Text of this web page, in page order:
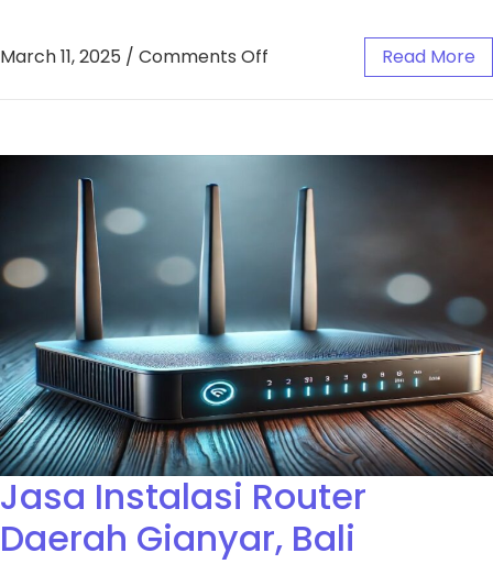
March 11, 2025 / Comments Off Read More
Jasa Instalasi Router
Daerah Gianyar, Bali